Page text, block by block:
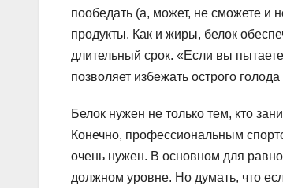
пообедать (а, может, не сможете и
продукты. Как и жиры, белок
длительный срок. «Если вы
позволяет избежать острого
Белок нужен не только тем, кто
Конечно, профессиональным
очень нужен. В основном для
должном уровне. Но думать, что